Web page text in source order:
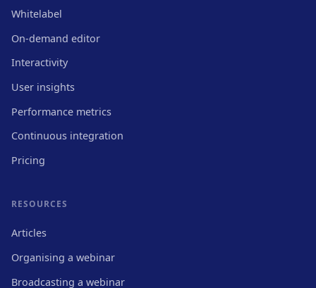
Whitelabel
On-demand editor
Interactivity
User insights
Performance metrics
Continuous integration
Pricing
RESOURCES
Articles
Organising a webinar
Broadcasting a webinar